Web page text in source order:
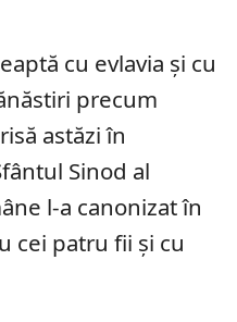
cu evlavia și cu
precum
astăzi în
Sinod al
l-a canonizat în
cei patru fii și cu